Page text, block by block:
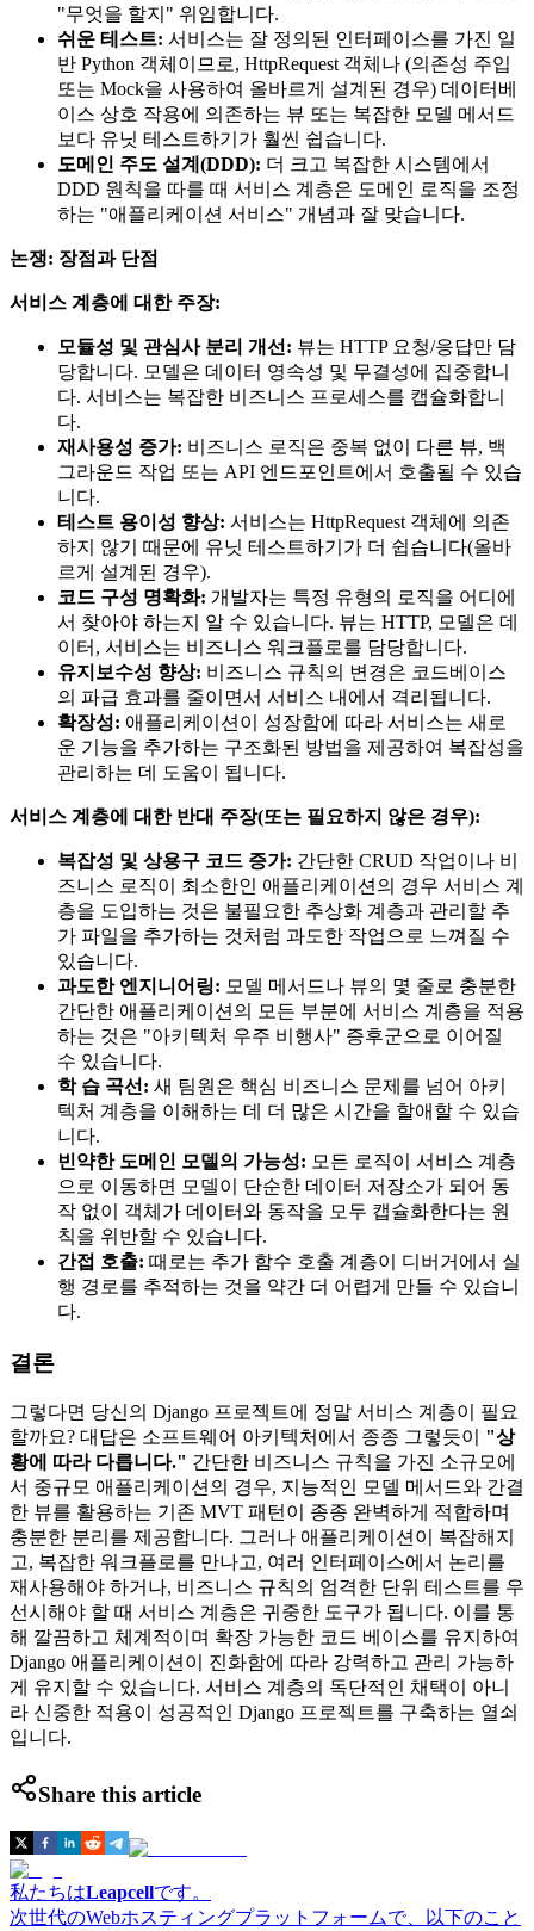
"무엇을 할지" 위임합니다.
쉬운 테스트: 서비스는 잘 정의된 인터페이스를 가진 일
반 Python 객체이므로, HttpRequest 객체나 (의존성 주입
또는 Mock을 사용하여 올바르게 설계된 경우) 데이터베
이스 상호 작용에 의존하는 뷰 또는 복잡한 모델 메서드
보다 유닛 테스트하기가 훨씬 쉽습니다.
도메인 주도 설계(DDD): 더 크고 복잡한 시스템에서
DDD 원칙을 따를 때 서비스 계층은 도메인 로직을 조정
하는 "애플리케이션 서비스" 개념과 잘 맞습니다.
논쟁: 장점과 단점
서비스 계층에 대한 주장:
모듈성 및 관심사 분리 개선: 뷰는 HTTP 요청/응답만 담
당합니다. 모델은 데이터 영속성 및 무결성에 집중합니
다. 서비스는 복잡한 비즈니스 프로세스를 캡슐화합니
다.
재사용성 증가: 비즈니스 로직은 중복 없이 다른 뷰, 백
그라운드 작업 또는 API 엔드포인트에서 호출될 수 있습
니다.
테스트 용이성 향상: 서비스는 HttpRequest 객체에 의존
하지 않기 때문에 유닛 테스트하기가 더 쉽습니다(올바
르게 설계된 경우).
코드 구성 명확화: 개발자는 특정 유형의 로직을 어디에
서 찾아야 하는지 알 수 있습니다. 뷰는 HTTP, 모델은 데
이터, 서비스는 비즈니스 워크플로를 담당합니다.
유지보수성 향상: 비즈니스 규칙의 변경은 코드베이스
의 파급 효과를 줄이면서 서비스 내에서 격리됩니다.
확장성: 애플리케이션이 성장함에 따라 서비스는 새로
운 기능을 추가하는 구조화된 방법을 제공하여 복잡성을
관리하는 데 도움이 됩니다.
서비스 계층에 대한 반대 주장(또는 필요하지 않은 경우):
복잡성 및 상용구 코드 증가: 간단한 CRUD 작업이나 비
즈니스 로직이 최소한인 애플리케이션의 경우 서비스 계
층을 도입하는 것은 불필요한 추상화 계층과 관리할 추
가 파일을 추가하는 것처럼 과도한 작업으로 느껴질 수
있습니다.
과도한 엔지니어링: 모델 메서드나 뷰의 몇 줄로 충분한
간단한 애플리케이션의 모든 부분에 서비스 계층을 적용
하는 것은 "아키텍처 우주 비행사" 증후군으로 이어질
수 있습니다.
학 습 곡선: 새 팀원은 핵심 비즈니스 문제를 넘어 아키
텍처 계층을 이해하는 데 더 많은 시간을 할애할 수 있습
니다.
빈약한 도메인 모델의 가능성: 모든 로직이 서비스 계층
으로 이동하면 모델이 단순한 데이터 저장소가 되어 동
작 없이 객체가 데이터와 동작을 모두 캡슐화한다는 원
칙을 위반할 수 있습니다.
간접 호출: 때로는 추가 함수 호출 계층이 디버거에서 실
행 경로를 추적하는 것을 약간 더 어렵게 만들 수 있습니
다.
결론
그렇다면 당신의 Django 프로젝트에 정말 서비스 계층이 필요
할까요? 대답은 소프트웨어 아키텍처에서 종종 그렇듯이 "상
황에 따라 다릅니다." 간단한 비즈니스 규칙을 가진 소규모에
서 중규모 애플리케이션의 경우, 지능적인 모델 메서드와 간결
한 뷰를 활용하는 기존 MVT 패턴이 종종 완벽하게 적합하며
충분한 분리를 제공합니다. 그러나 애플리케이션이 복잡해지
고, 복잡한 워크플로를 만나고, 여러 인터페이스에서 논리를
재사용해야 하거나, 비즈니스 규칙의 엄격한 단위 테스트를 우
선시해야 할 때 서비스 계층은 귀중한 도구가 됩니다. 이를 통
해 깔끔하고 체계적이며 확장 가능한 코드 베이스를 유지하여
Django 애플리케이션이 진화함에 따라 강력하고 관리 가능하
게 유지할 수 있습니다. 서비스 계층의 독단적인 채택이 아니
라 신중한 적용이 성공적인 Django 프로젝트를 구축하는 열쇠
입니다.
Share this article
私たちはLeapcellです。
次世代のWebホスティングプラットフォームで、以下のこと